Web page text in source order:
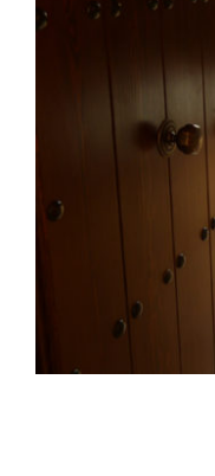
Vino de Cigales